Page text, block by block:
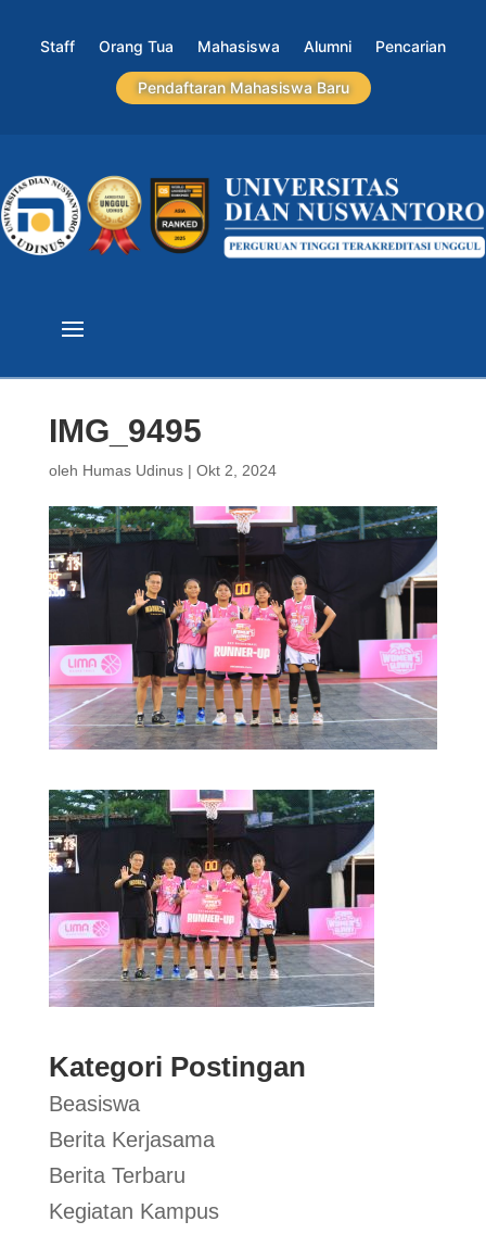
Staff Orang Tua Mahasiswa Alumni Pencarian
Pendaftaran Mahasiswa Baru
IMG_9495
oleh Humas Udinus| Okt 2, 2024
Kategori Postingan
Beasiswa
Berita Kerjasama
Berita Terbaru
Kegiatan Kampus